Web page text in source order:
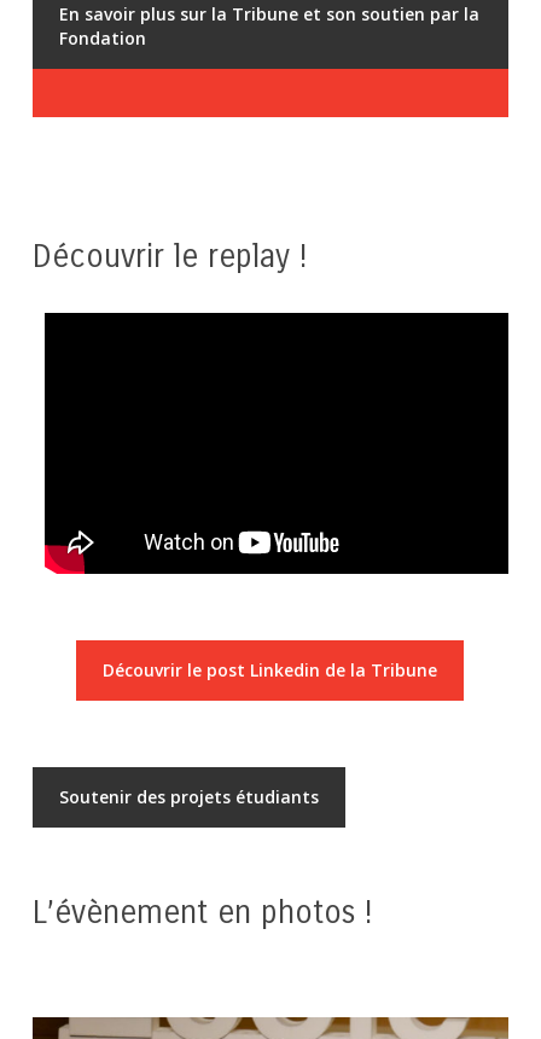
En savoir plus sur la Tribune et son soutien par la
Fondation
Découvrir le replay !
Découvrir le post Linkedin de la Tribune
Soutenir des projets étudiants
L’évènement en photos !